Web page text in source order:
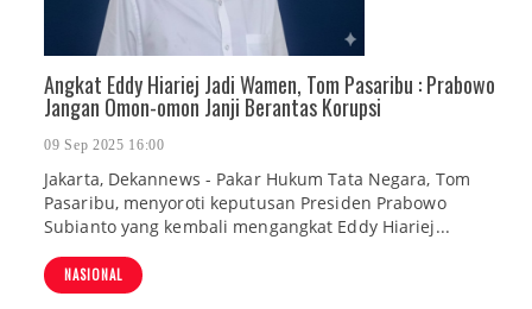
Angkat Eddy Hiariej Jadi Wamen, Tom Pasaribu : Prabowo
Jangan Omon-omon Janji Berantas Korupsi
09 Sep 2025 16:00
Jakarta, Dekannews - Pakar Hukum Tata Negara, Tom
Pasaribu, menyoroti keputusan Presiden Prabowo
Subianto yang kembali mengangkat Eddy Hiariej...
NASIONAL